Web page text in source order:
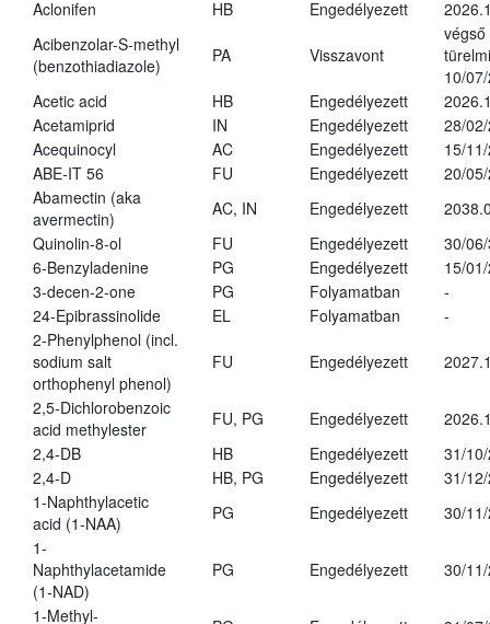
Aclonifen HB Engedélyezett
Acibenzolar-S-methyl
(benzothiadiazole)
PA Visszavont
végső
10/
Acetic acid
HB Engedélyezett
Acetamiprid
IN Engedélyezett
28/
Acequinocyl
AC Engedélyezett
15/
ABE-IT 56
FU Engedélyezett
20/
Abamectin (aka
avermectin)
AC, IN Engedélyezett
Quinolin-8-ol
FU Engedélyezett
30/
6-Benzyladenine
PG Engedélyezett
15/
3-decen-2-one
PG Folyamatban
-
24-Epibrassinolide
EL Folyamatban
-
2-Phenylphenol (incl.
sodium salt
orthophenyl phenol)
FU Engedélyezett
2,5-Dichlorobenzoic
acid methylester
FU, PG Engedélyezett
2,4-DB
HB Engedélyezett
31/
2,4-D
HB, PG Engedélyezett
31/
1-Naphthylacetic
acid (1-NAA)
PG Engedélyezett
30/
1-
Naphthylacetamide
(1-NAD)
PG Engedélyezett 30/
1-Methyl-